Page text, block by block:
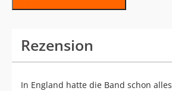
Rezension
In England hatte die Band schon